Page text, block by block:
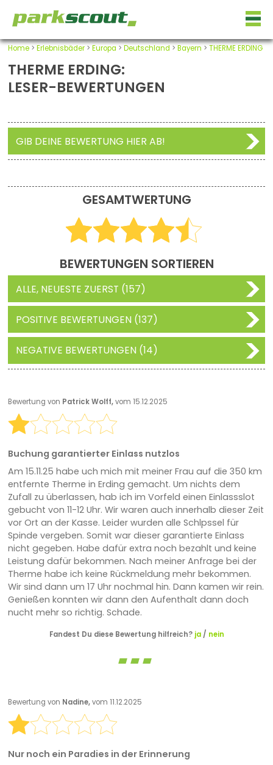
Home> Erlebnisbäder> Europa > Deutschland > Bayern > THERME ERDING
THERME ERDING:
LESER-BEWERTUNGEN
GIB DEINE BEWERTUNG HIER AB!
GESAMTWERTUNG
BEWERTUNGEN SORTIEREN
ALLE, NEUESTE ZUERST (157)
POSITIVE BEWERTUNGEN (137)
NEGATIVE BEWERTUNGEN (14)
Bewertung von Patrick Wolff,vom 15.12.2025
Buchung garantierter Einlass nutzlos
Am 15.11.25 habe uch mich mit meiner Frau auf die 350 km
entfernte Therme in Erding gemacht. Um nichts dem
Zufall zu überlassen, hab ich im Vorfeld einen Einlassslot
gebucht von 11-12 Uhr. Wir waren auch innerhalb dieser Zeit
vor Ort an der Kasse. Leider wurden alle Schlpssel für
Spinde vergeben. Somit war dieser garantierte Einlass
nicht gegeben. Habe dafür extra noch bezahlt und keine
Leistung dafür bekommen. Nach meiner Anfrage bei der
Therme habe ich keine Rückmeldung mehr bekommen.
Wir sind dann um 17 Uhr nochmal hin. Dann kamen wir rein.
Genießen konnten wir dann den Aufenthalt dann doch
nucht mehr so richtig. Schade.
Fandest Du diese Bewertung hilfreich? ja/ nein
Bewertung von Nadine,vom 11.12.2025
Nur noch ein Paradies in der Erinnerung